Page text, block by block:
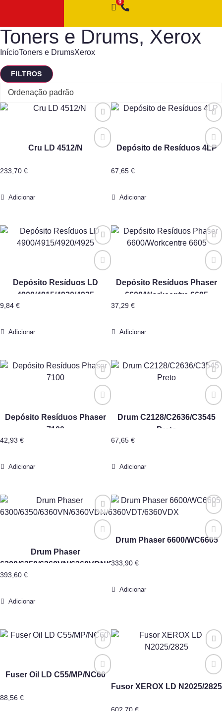
Toners e Drums, Xerox
InícioToners e DrumsXerox
FILTROS
Cru LD 4512/N
233,70 €
Adicionar
Depósito de Resíduos 4LP
67,65 €
Adicionar
Depósito Resíduos LD
4900/4915/4920/4925
9,84 €
Adicionar
Depósito Resíduos Phaser
6600/Workcentre 6605
37,29 €
Adicionar
Depósito Resíduos Phaser
7100
42,93 €
Adicionar
Drum C2128/C2636/C3545
Preto
67,65 €
Adicionar
Drum Phaser
6300/6350/6360VN/6360VDN/6360VDT/6360VDX
393,60 €
Adicionar
Drum Phaser 6600/WC6605
333,90 €
Adicionar
Fuser Oil LD C55/MP/NC60
88,56 €
Fusor XEROX LD N2025/2825